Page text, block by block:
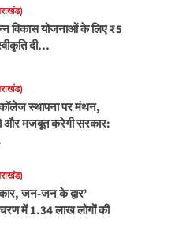
विकास योजनाओं के लिए ₹5
दी…
स्थापना पर मंथन,
और मजबूत करेगी सरकार:
जन-जन के द्वार’
में 1.34 लाख लोगों की